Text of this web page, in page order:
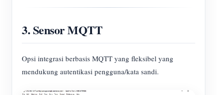
3. Sensor MQTT
Opsi integrasi berbasis MQTT yang fleksibel yang
mendukung autentikasi pengguna/kata sandi.